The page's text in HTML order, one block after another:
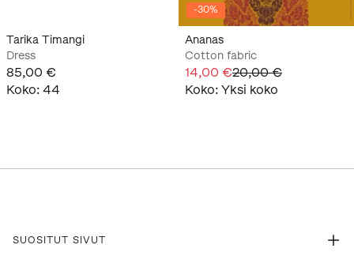
Tarika Timangi
Dress
85,00 €
Koko: 44
-30%
Ananas
Cotton fabric
14,00 €20,00 €
Koko: Yksi koko
SUOSITUT SIVUT